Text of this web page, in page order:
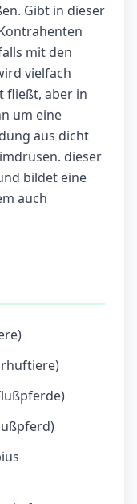
Gibt in dieser
mit den
vielfach
fließt, aber in
um eine
aus dicht
dieser
bildet eine
auch